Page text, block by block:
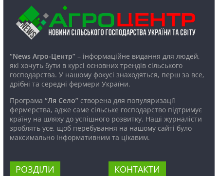
“News Агро-Центр”– інформаційне видання для людей,
які хочуть бути в курсі основних трендів сільського
господарства. У нашому фокусі знаходяться, перш за все,
дрібні та середні фермери України.
Програма “Ля Село”створена для популяризації
фермерства, адже саме сільське господарство підтримує
країну на шляху до успішного розвитку. Наші журналісти
зроблять усе, щоб перебування на нашому сайті було
максимально інформативним та цікавим.
РОЗДІЛИ КОНТАКТИ